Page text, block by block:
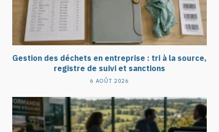
Gestion des déchets en entreprise : tri à la source,
registre de suivi et sanctions
6 AOÛT 2026